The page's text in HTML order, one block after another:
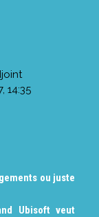
14:35
ou juste
Ubisoft veut